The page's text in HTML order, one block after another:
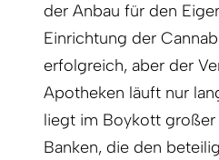
der Anbau für den
Einrichtung der
erfolgreich, aber der
Apotheken läuft nur
liegt im Boykott großer
Banken, die den